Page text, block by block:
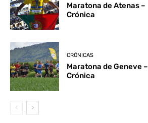
Maratona de Atenas –
Crónica
CRÓNICAS
Maratona de Geneve –
Crónica